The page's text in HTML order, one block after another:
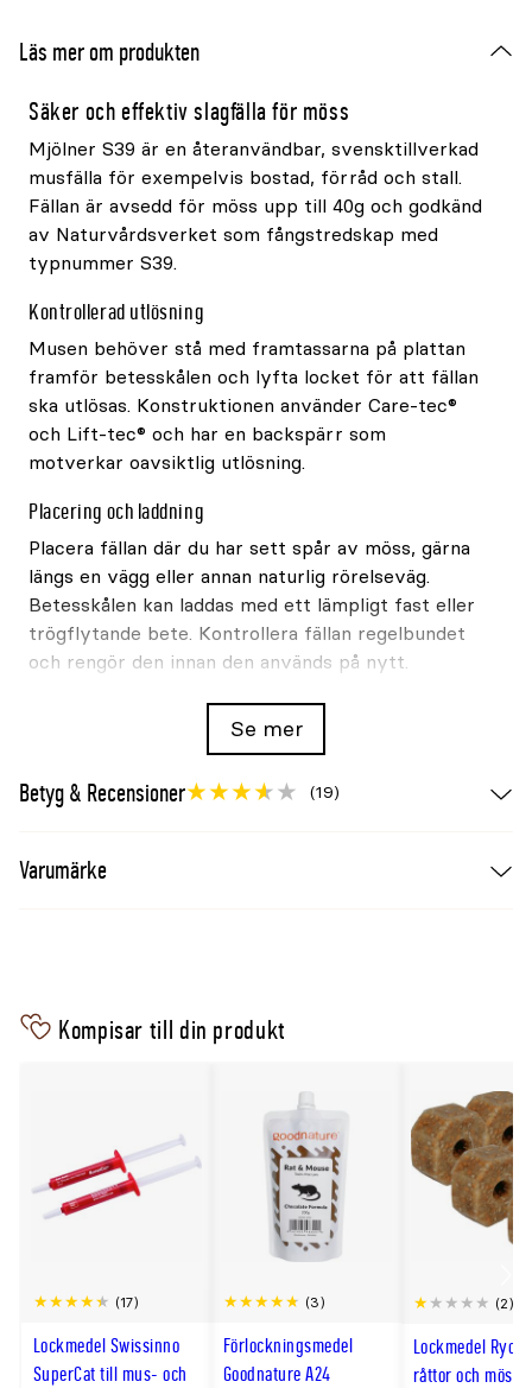
Läs mer om produkten
Säker och effektiv slagfälla för möss
Mjölner S39 är en återanvändbar, svensktillverkad
musfälla för exempelvis bostad, förråd och stall.
Fällan är avsedd för möss upp till 40g och godkänd
av Naturvårdsverket som fångstredskap med
typnummer S39.
Kontrollerad utlösning
Musen behöver stå med framtassarna på plattan
framför betesskålen och lyfta locket för att fällan
ska utlösas. Konstruktionen använder Care-tec®
och Lift-tec® och har en backspärr som
motverkar oavsiktlig utlösning.
Placering och laddning
Placera fällan där du har sett spår av möss, gärna
längs en vägg eller annan naturlig rörelseväg.
Betesskålen kan laddas med ett lämpligt fast eller
trögflytande bete. Kontrollera fällan regelbundet
och rengör den innan den används på nytt.
Godkännande: Naturvårdsverket S39
Avsedd för: möss upp till 40g
Material: PP-plast
Se mer
Betyg & Recensioner (19)
Varumärke
Kompisar till din produkt
Lockmedel Swissinno
SuperCat till mus- och
(17)
Förlockningsmedel
Goodnature A24
(3)
Lockmedel
råttor och möss
(2)